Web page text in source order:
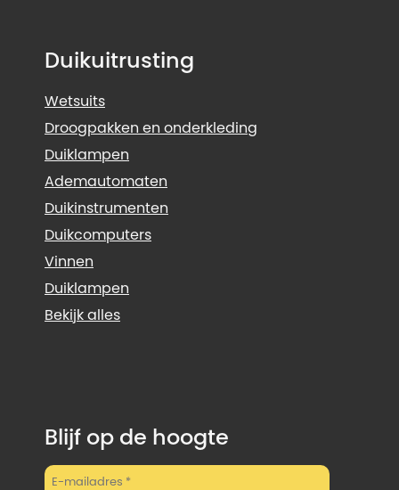
Duikuitrusting
Wetsuits
Droogpakken en onderkleding
Duiklampen
Ademautomaten
Duikinstrumenten
Duikcomputers
Vinnen
Duiklampen
Bekijk alles
Blijf op de hoogte